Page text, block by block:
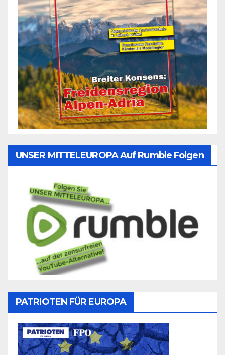
UNSER MITTELEUROPA Auf Rumble Folgen
PATRIOTEN FÜR EUROPA